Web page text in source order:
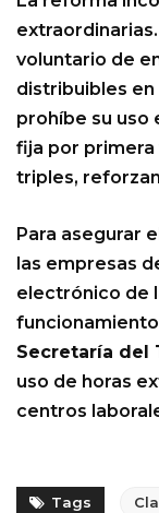
voluntario de
distribuibles en
prohíbe su uso
fija por primera
triples,
Para asegurar
las empresas
electrónico de
Secretaría del
uso de horas
centros
Tags